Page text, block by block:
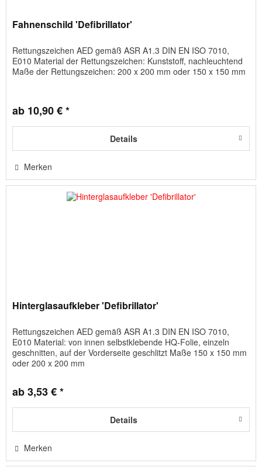
Fahnenschild 'Defibrillator'
Rettungszeichen AED gemäß ASR A1.3 DIN EN ISO 7010,
E010 Material der Rettungszeichen: Kunststoff, nachleuchtend
Maße der Rettungszeichen: 200 x 200 mm oder 150 x 150 mm
ab 10,90 € *
Details
Merken
Hinterglasaufkleber 'Defibrillator'
Rettungszeichen AED gemäß ASR A1.3 DIN EN ISO 7010,
E010 Material: von innen selbstklebende HQ-Folie, einzeln
geschnitten, auf der Vorderseite geschlitzt Maße 150 x 150 mm
oder 200 x 200 mm
ab 3,53 € *
Details
Merken